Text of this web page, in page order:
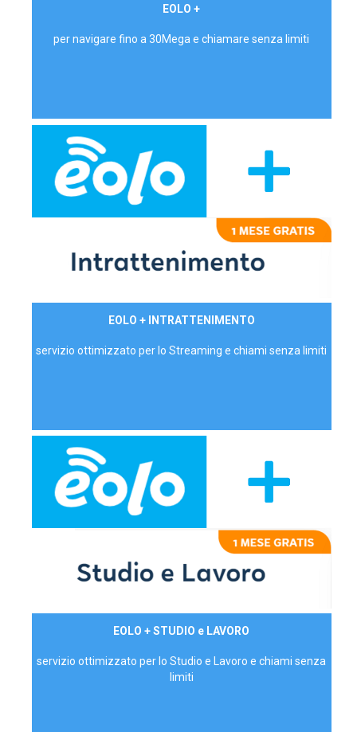
EOLO +
per navigare fino a 30Mega e chiamare senza limiti
EOLO + INTRATTENIMENTO
servizio ottimizzato per lo Streaming e chiami senza limiti
EOLO + STUDIO e LAVORO
servizio ottimizzato per lo Studio e Lavoro e chiami senza
limiti